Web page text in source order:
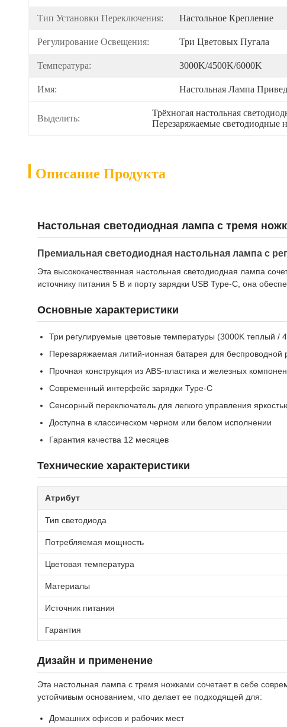
Тип Установки Переключения: Настольное Крепление
Регулирование Освещения: Три Цветовых Пугала
Температура: 3000K/4500K/6000K
Имя: Настольная Лампа
Выделить:
Трёхногая настольная
Перезаряжаемые светодиодные
Описание Продукта
Настольная светодиодная лампа с тремя
Премиальная светодиодная настольная лампа с
Эта высококачественная настольная светодиодная лампа
источнику питания 5 В и порту зарядки USB Type-C, она
Основные характеристики
Три регулируемые цветовые температуры (3000K теплый /
Перезаряжаемая литий-ионная батарея для беспроводной
Прочная конструкция из ABS-пластика и железных
Современный интерфейс зарядки Type-C
Сенсорный переключатель для легкого управления
Доступна в классическом черном или белом исполнении
Гарантия качества 12 месяцев
Технические характеристики
Атрибут
Тип светодиода
Потребляемая мощность
Цветовая температура
Материалы
Источник питания
Гарантия
Дизайн и применение
Эта настольная лампа с тремя ножками сочетает в себе
устойчивым основанием, что делает ее подходящей для:
Домашних офисов и рабочих мест